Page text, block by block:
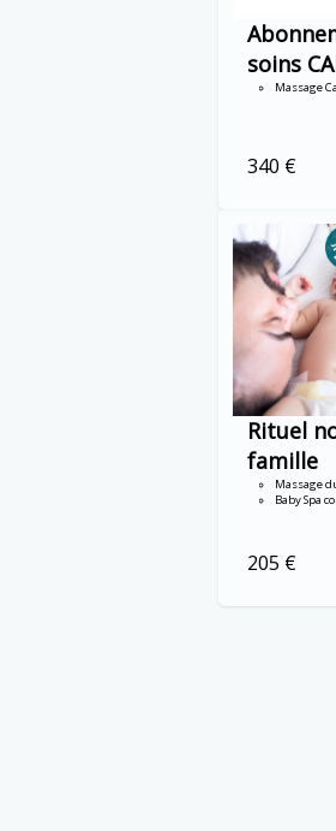
soins
Massage
340 €
Rituel
famille
Massage
Baby Spa
205 €